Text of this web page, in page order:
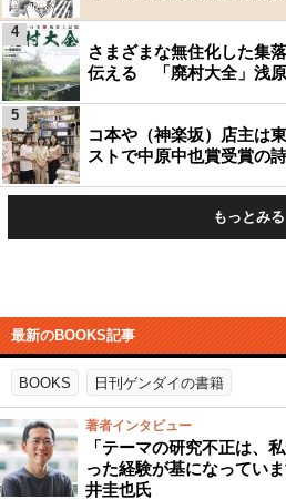
さまざまな無住化した集
伝える 「廃村大全」浅
4
コ本や（神楽坂）店主は
ストで中原中也賞受賞の
5
もっとみる
最新のBOOKS記事
BOOKS 日刊ゲンダイの書籍
著者インタビュー
「テーマの研究不正は、
った経験が基になってい
井圭也氏